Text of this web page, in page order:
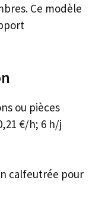
Ce modèle
ou pièces
€/h; 6 h/j
calfeutrée pour